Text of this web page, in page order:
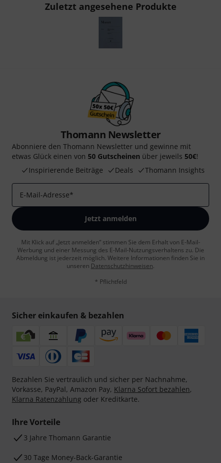
Zuletzt angesehene Produkte
Thomann Newsletter
Abonniere den Thomann Newsletter und gewinne mit
etwas Glück einen von 50 Gutscheinen über jeweils 50€!
Inspirierende Beiträge
Deals Thomann Insights
E-Mail-Adresse*
Jetzt anmelden
Mit Klick auf „Jetzt anmelden“ stimmen Sie dem Erhalt von E-Mail-
Werbung und einer Messung des E-Mail-Nutzungsverhaltens zu. Die
Abmeldung ist jederzeit möglich. Weitere Informationen finden Sie in
unseren Datenschutzhinweisen.
* Pflichtfeld
Sicher einkaufen & bezahlen
Bezahlen Sie vertraulich und sicher per Nachnahme,
Vorkasse, PayPal, Amazon Pay, Klarna Sofort bezahlen,
Klarna Ratenzahlung oder Kreditkarte.
Ihre Vorteile
3 Jahre Thomann Garantie
30 Tage Money-Back-Garantie